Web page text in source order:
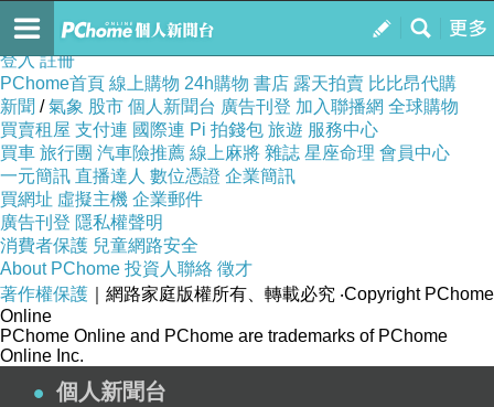
我的
訂閱
人氣商品大買家
登入 註冊
PChome首頁 線上購物 24h購物 書店 露天拍賣 比比昂代購
新聞 /氣象 股市 個人新聞台 廣告刊登 加入聯播網 全球購物
買賣租屋 支付連 國際連 Pi 拍錢包 旅遊 服務中心
買車 旅行團 汽車險推薦 線上麻將 雜誌 星座命理 會員中心
一元簡訊 直播達人 數位憑證 企業簡訊
買網址 虛擬主機 企業郵件
廣告刊登 隱私權聲明
消費者保護 兒童網路安全
About PChome 投資人聯絡 徵才
著作權保護 ｜網路家庭版權所有、轉載必究 ‧Copyright PChome
Online
PChome Online and PChome are trademarks of PChome
Online Inc.
個人新聞台